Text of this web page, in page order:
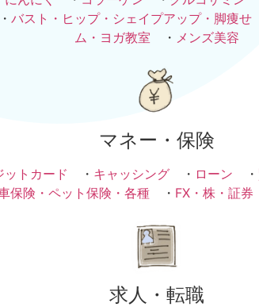
バスト・ヒップ・シェイプアップ・脚痩せ
ム・ヨガ教室 ・ メンズ美容
マネー・保険
ットカード ・ キャッシング ・ ローン ・
保険・ペット保険・各種・ FX・株・証券
求人・転職